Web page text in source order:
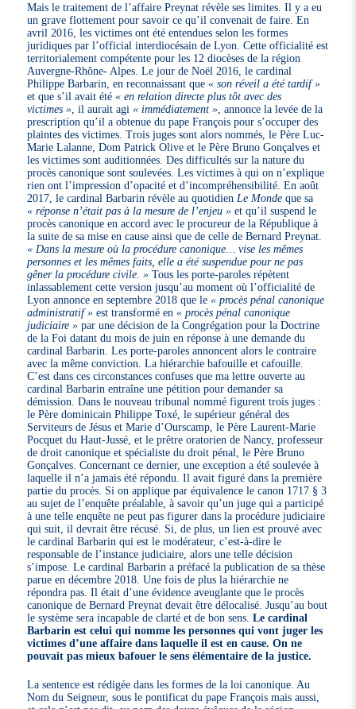
Mais le traitement de l’affaire Preynat révèle ses limites. Il y a eu
un grave flottement pour savoir ce qu’il convenait de faire. En
avril 2016, les victimes ont été entendues selon les formes
juridiques par l’official interdiocésain de Lyon. Cette officialité est
territorialement compétente pour les 12 diocèses de la région
Auvergne-Rhône- Alpes. Le jour de Noël 2016, le cardinal
Philippe Barbarin, en reconnaissant que« son réveil a été tardif »
et que s’il avait été« en relation directe plus tôt avec des
victimes », il aurait agi« immédiatement », annonce la levée de la
prescription qu’il a obtenue du pape François pour s’occuper des
plaintes des victimes. Trois juges sont alors nommés, le Père Luc-
Marie Lalanne, Dom Patrick Olive et le Père Bruno Gonçalves et
les victimes sont auditionnées. Des difficultés sur la nature du
procès canonique sont soulevées. Les victimes à qui on n’explique
rien ont l’impression d’opacité et d’incompréhensibilité. En août
2017, le cardinal Barbarin révèle au quotidienLe Monde que sa
« réponse n’était pas à la mesure de l’enjeu » et qu’il suspend le
procès canonique en accord avec le procureur de la République à
la suite de sa mise en cause ainsi que de celle de Bernard Preynat.
« Dans la mesure où la procédure canonique… vise les mêmes
personnes et les mêmes faits, elle a été suspendue pour ne pas
gêner la procédure civile. » Tous les porte-paroles répètent
inlassablement cette version jusqu’au moment où l’officialité de
Lyon annonce en septembre 2018 que le« procès pénal canonique
administratif » est transformé en« procès pénal canonique
judiciaire » par une décision de la Congrégation pour la Doctrine
de la Foi datant du mois de juin en réponse à une demande du
cardinal Barbarin. Les porte-paroles annoncent alors le contraire
avec la même conviction. La hiérarchie bafouille et cafouille.
C’est dans ces circonstances confuses que ma lettre ouverte au
cardinal Barbarin entraîne une pétition pour demander sa
démission. Dans le nouveau tribunal nommé figurent trois juges :
le Père dominicain Philippe Toxé, le supérieur général des
Serviteurs de Jésus et Marie d’Ourscamp, le Père Laurent-Marie
Pocquet du Haut-Jussé, et le prêtre oratorien de Nancy, professeur
de droit canonique et spécialiste du droit pénal, le Père Bruno
Gonçalves. Concernant ce dernier, une exception a été soulevée à
laquelle il n’a jamais été répondu. Il avait figuré dans la première
partie du procès. Si on applique par équivalence le canon 1717 § 3
au sujet de l’enquête préalable, à savoir qu’un juge qui a participé
à une telle enquête ne peut pas figurer dans la procédure judiciaire
qui suit, il devrait être récusé. Si, de plus, un lien est prouvé avec
le cardinal Barbarin qui est le modérateur, c’est-à-dire le
responsable de l’instance judiciaire, alors une telle décision
s’impose. Le cardinal Barbarin a préfacé la publication de sa thèse
parue en décembre 2018. Une fois de plus la hiérarchie ne
répondra pas. Il était d’une évidence aveuglante que le procès
canonique de Bernard Preynat devait être délocalisé. Jusqu’au bout
le système sera incapable de clarté et de bon sens.Le cardinal
Barbarin est celui qui nomme les personnes qui vont juger les
victimes d’une affaire dans laquelle il est en cause. On ne
pouvait pas mieux bafouer le sens élémentaire de la justice.
La sentence est rédigée dans les formes de la loi canonique. Au
Nom du Seigneur, sous le pontificat du pape François mais aussi,